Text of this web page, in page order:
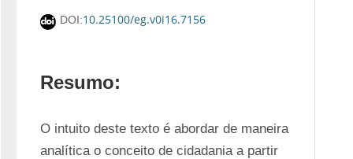
DOI:10.25100/eg.v0i16.7156
Resumo:
O intuito deste texto é abordar de maneira
analítica o conceito de cidadania a partir